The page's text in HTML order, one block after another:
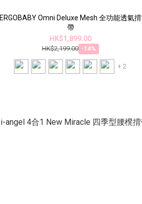
ERGOBABY Omni Deluxe Mesh 全功能透氣揹
帶
HK$1,899.00
HK$2,199.00 -14%
+ 2